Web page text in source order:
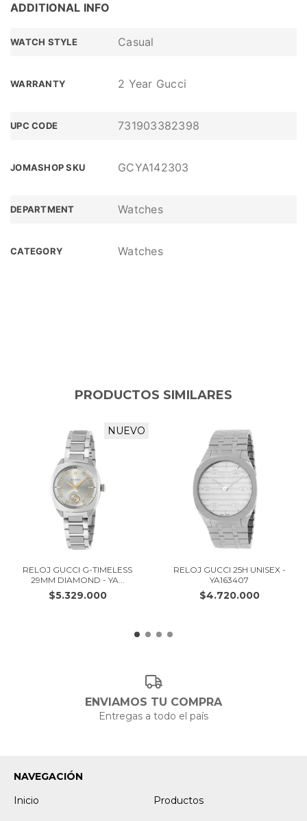
ADDITIONAL INFO
WATCH STYLE Casual
WARRANTY 2 Year Gucci
UPC CODE 731903382398
JOMASHOP SKU GCYA142303
DEPARTMENT Watches
CATEGORY Watches
PRODUCTOS SIMILARES
NUEVO
RELOJ GUCCI G-TIMELESS
29MM DIAMOND - YA...
$5.329.000
RELOJ GUCCI 25H UNISEX -
YA163407
$4.720.000
ENVIAMOS TU COMPRA
Entregas a todo el país
NAVEGACIÓN
Inicio
Productos